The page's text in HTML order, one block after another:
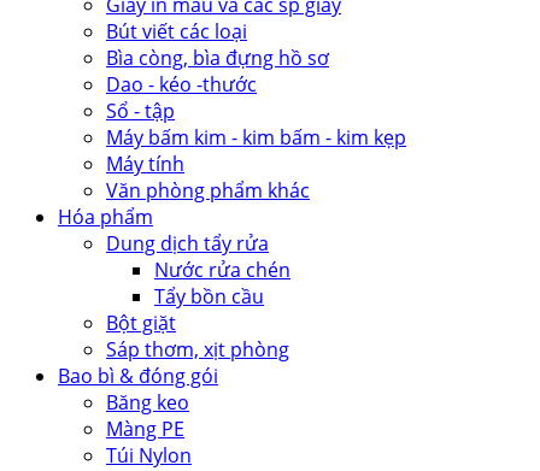
Giấy in màu và các sp giấy
Bút viết các loại
Bìa còng, bìa đựng hồ sơ
Dao - kéo -thước
Sổ - tập
Máy bấm kim - kim bấm - kim kẹp
Máy tính
Văn phòng phẩm khác
Hóa phẩm
Dung dịch tẩy rửa
Nước rửa chén
Tẩy bồn cầu
Bột giặt
Sáp thơm, xịt phòng
Bao bì & đóng gói
Băng keo
Màng PE
Túi Nylon